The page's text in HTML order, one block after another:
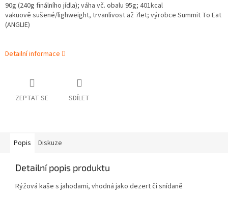
90g (240g finálního jídla); váha vč. obalu 95g; 401kcal
vakuově sušené/lighweight, trvanlivost až 7let; výrobce Summit To Eat
(ANGLIE)
Detailní informace
ZEPTAT SE SDÍLET
Popis Diskuze
Detailní popis produktu
Rýžová kaše s jahodami, vhodná jako dezert či snídaně